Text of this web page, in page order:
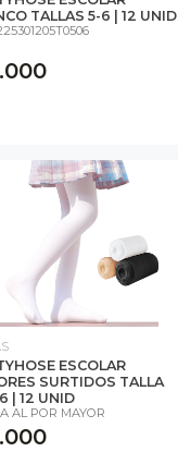
TALLAS 5-6 | 12 UNID
ESCOLAR
SURTIDOS TALLA
| 12 UNID
AL POR MAYOR